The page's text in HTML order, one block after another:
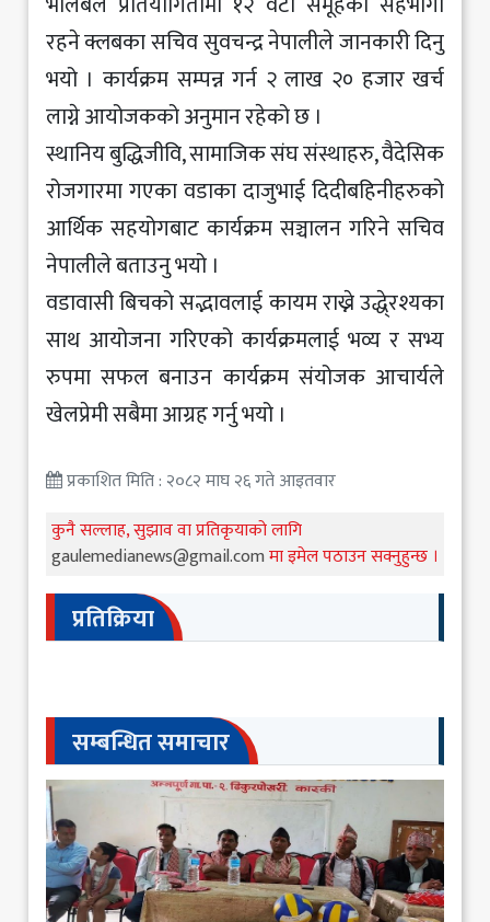
रहने क्लबका सचिव सुवचन्द्र नेपालीले जानकारी दिनु
भयो । कार्यक्रम सम्पन्न गर्न २ लाख २० हजार खर्च
लाग्ने आयोजकको अनुमान रहेको छ ।
स्थानिय बुद्धिजीवि, सामाजिक संघ संस्थाहरु, वैदेसिक
रोजगारमा गएका वडाका दाजुभाई दिदीबहिनीहरुको
आर्थिक सहयोगबाट कार्यक्रम सञ्चालन गरिने सचिव
नेपालीले बताउनु भयो ।
वडावासी बिचको सद्भावलाई कायम राख्ने उद्धे्रश्यका
साथ आयोजना गरिएको कार्यक्रमलाई भव्य र सभ्य
रुपमा सफल बनाउन कार्यक्रम संयोजक आचार्यले
खेलप्रेमी सबैमा आग्रह गर्नु भयो ।
प्रकाशित मिति : २०८२ माघ २६ गते आइतवार
कुनै सल्लाह, सुझाव वा प्रतिकृयाको लागि
gaulemedianews@gmail.comमा इमेल पठाउन सक्नुहुन्छ ।
प्रतिक्रिया
सम्बन्धित समाचार